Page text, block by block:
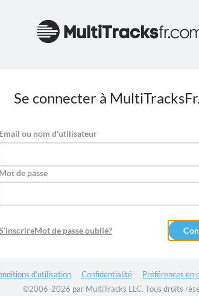
Se connecter à
Email ou nom d'utilisateur
Mot de passe
Mot de passe oublié?
d’utilisation Confidentialité Préférences en
©2006-2026 par MultiTracks LLC. Tous droits